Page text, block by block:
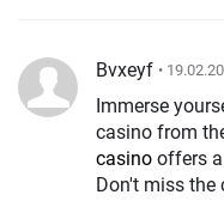
Bvxeyf •
Immerse
casino from
casino offers
Don't miss the